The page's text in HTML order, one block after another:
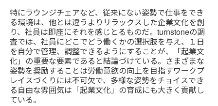
特にラウンジチェアなど、従来にない姿勢で仕事をでき
る環境は、他とは違うよりリラックスした企業文化を創
り、社員は即座にそれを感じとるものだ。turnstoneの調
査では、社員にどこでどう働くかの選択肢を与え、１日
を自分で管理、調整できるようにすることが、「起業文
化」の重要な要素であると結論づけている。さまざまな
姿勢を奨励することは労働意欲の向上を目指すワークプ
レイスづくりには不可欠で、多様な姿勢をチョイスでき
る自由な雰囲気は「起業文化」の育成にも大きく貢献し
ている。